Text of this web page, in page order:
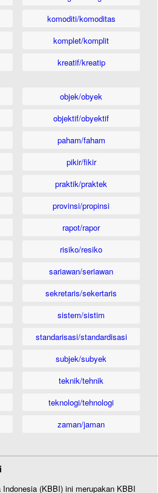
komoditi/komoditas
komplet/komplit
kreatif/kreatip
objek/obyek
objektif/obyektif
paham/faham
pikir/fikir
praktik/praktek
provinsi/propinsi
rapot/rapor
risiko/resiko
sariawan/seriawan
sekretaris/sekertaris
sistem/sistim
standarisasi/standardisasi
subjek/subyek
teknik/tehnik
teknologi/tehnologi
zaman/jaman
(KBBI) ini merupakan KBBI